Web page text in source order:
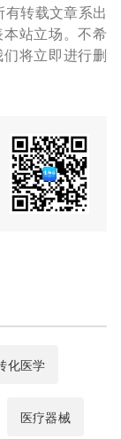
有转载文章系出
站立场。不希
将立即进行删
化医学
医疗器械